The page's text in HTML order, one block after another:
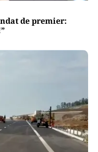
de premier: